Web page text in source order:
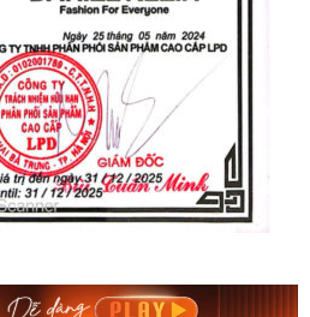
Casio Nam MTS-
Mua ngay